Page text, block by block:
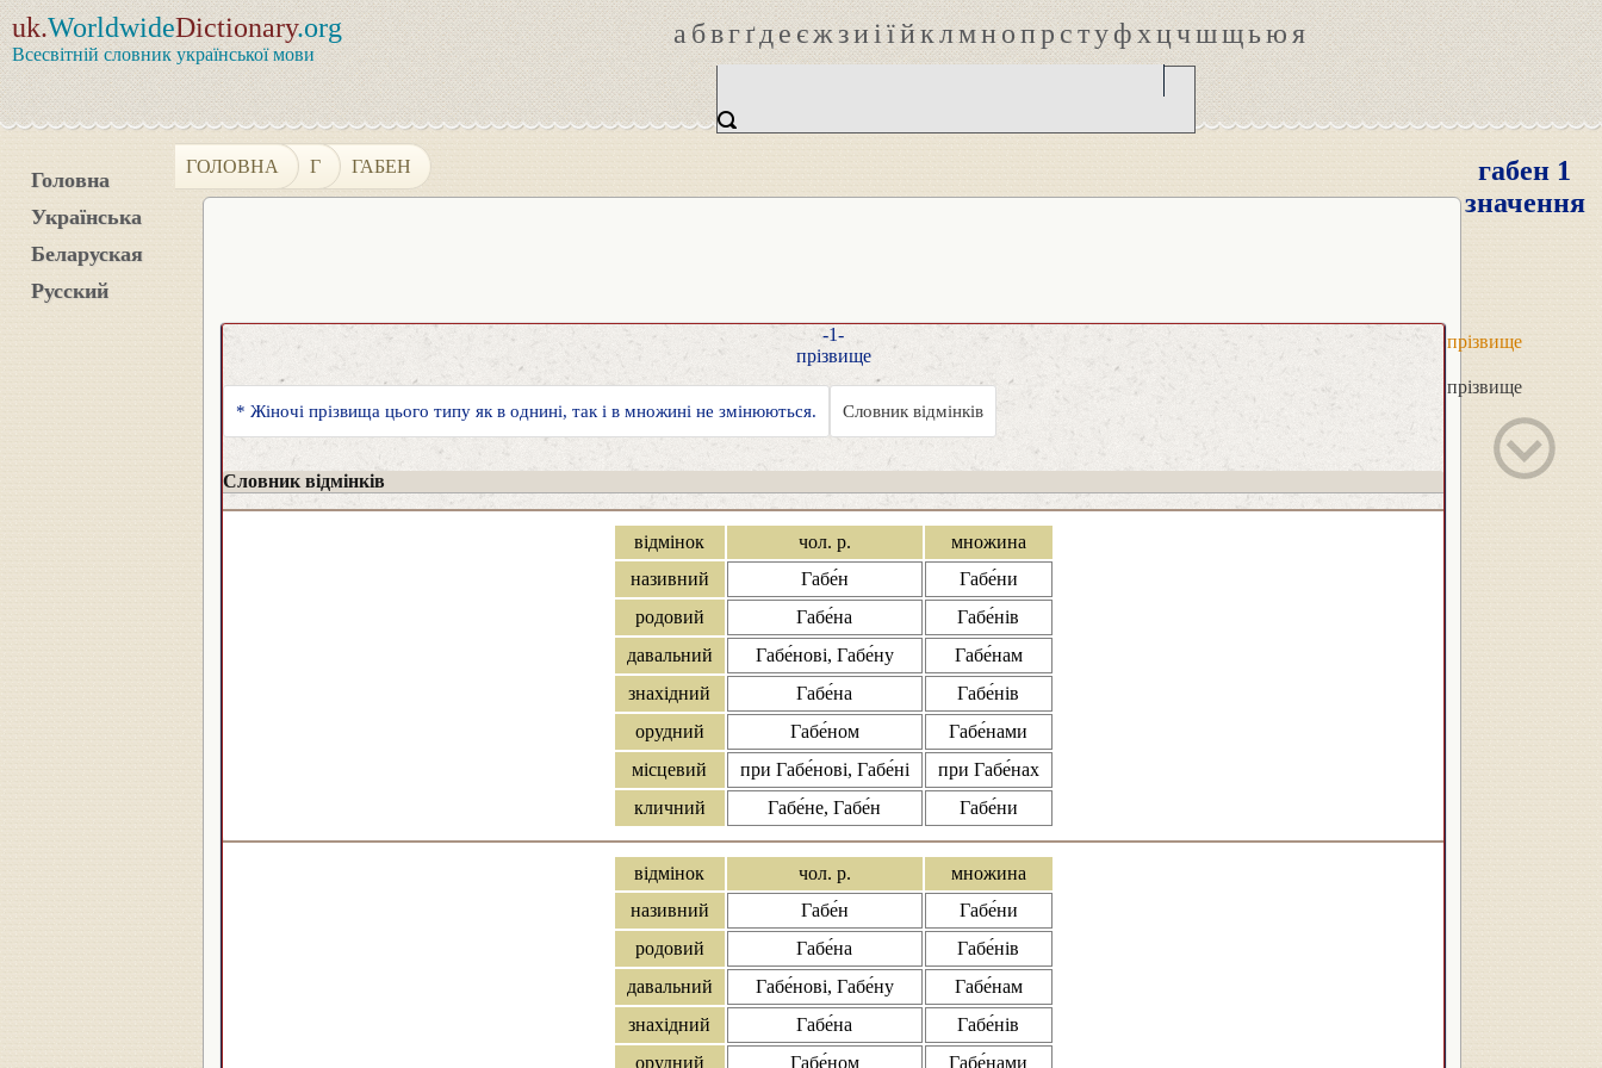
uk.WorldwideDictionary.org
Всесвітній словник української мови
абвгґдеєжзиіїйклмнопрстуфхцчшщьюя
Головна
Українська
Беларуская
Русский
ГОЛОВНА Г ГАБЕН
габен 1
значення
прізвище
прізвище
-1-
прізвище
* Жіночі прізвища цього типу як в однині, так і в множині не змінюються. Словник відмінків
Словник відмінків
відмінок чол. р.
множина
називний
Габе́н
Габе́ни
родовий
Габе́на
Габе́нів
давальний
Габе́нові, Габе́ну
Габе́нам
знахідний
Габе́на
Габе́нів
орудний
Габе́ном
Габе́нами
місцевий
при Габе́нові, Габе́ні
при Габе́нах
кличний
Габе́не, Габе́н Габе́ни
відмінок чол. р.
множина
називний
Габе́н
Габе́ни
родовий
Габе́на
Габе́нів
давальний
Габе́нові, Габе́ну
Габе́нам
знахідний
Габе́на
Габе́нів
орудний
Габе́ном Габе́нами